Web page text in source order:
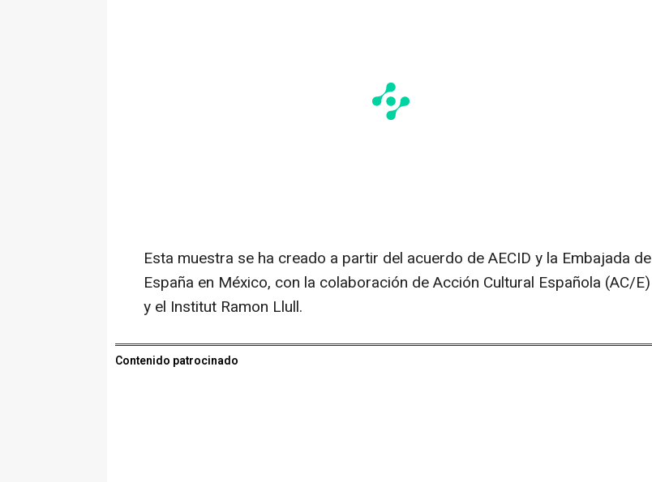
Esta muestra se ha creado a partir del acuerdo de AECID y la Embajada de
España en México, con la colaboración de Acción Cultural Española (AC/E)
y el Institut Ramon Llull.
Contenido patrocinado